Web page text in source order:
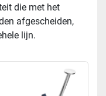
die met het
afgescheiden,
lijn.